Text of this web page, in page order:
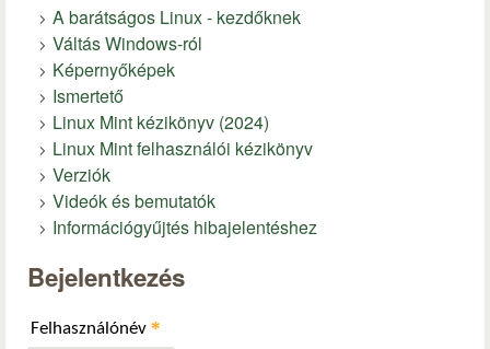
A barátságos Linux - kezdőknek
Váltás Windows-ról
Képernyőképek
Ismertető
Linux Mint kézikönyv (2024)
Linux Mint felhasználói kézikönyv
Verziók
Videók és bemutatók
Információgyűjtés hibajelentéshez
Bejelentkezés
Felhasználónév *